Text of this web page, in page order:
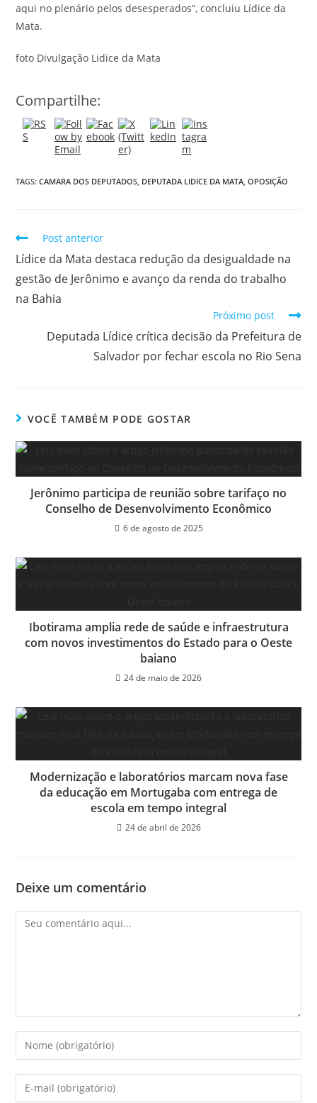
aqui no plenário pelos desesperados”, concluiu Lídice da
Mata.
foto Divulgação Lidice da Mata
Compartilhe:
TAGS:CAMARA DOS DEPUTADOS DEPUTADA LIDICE DA MATA OPOSIÇÃO
Post anterior
Lídice da Mata destaca redução da desigualdade na
gestão de Jerônimo e avanço da renda do trabalho
na Bahia
Próximo post
Deputada Lídice crítica decisão da Prefeitura de
Salvador por fechar escola no Rio Sena
VOCÊ TAMBÉM PODE GOSTAR
Jerônimo participa de reunião sobre tarifaço no
Conselho de Desenvolvimento Econômico
6 de agosto de 2025
Ibotirama amplia rede de saúde e infraestrutura
com novos investimentos do Estado para o Oeste
baiano
24 de maio de 2026
Modernização e laboratórios marcam nova fase
da educação em Mortugaba com entrega de
escola em tempo integral
24 de abril de 2026
Deixe um comentário